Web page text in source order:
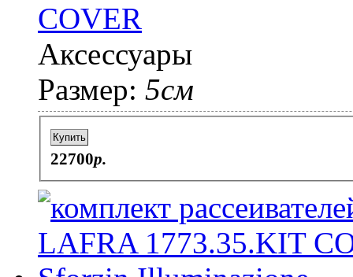
COVER
Аксессуары
Размер: 5см
Купить
22700p.